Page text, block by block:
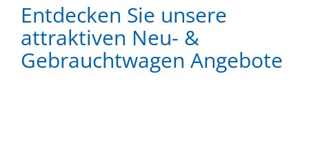
Entdecken Sie unsere
attraktiven Neu- &
Gebrauchtwagen Angebote